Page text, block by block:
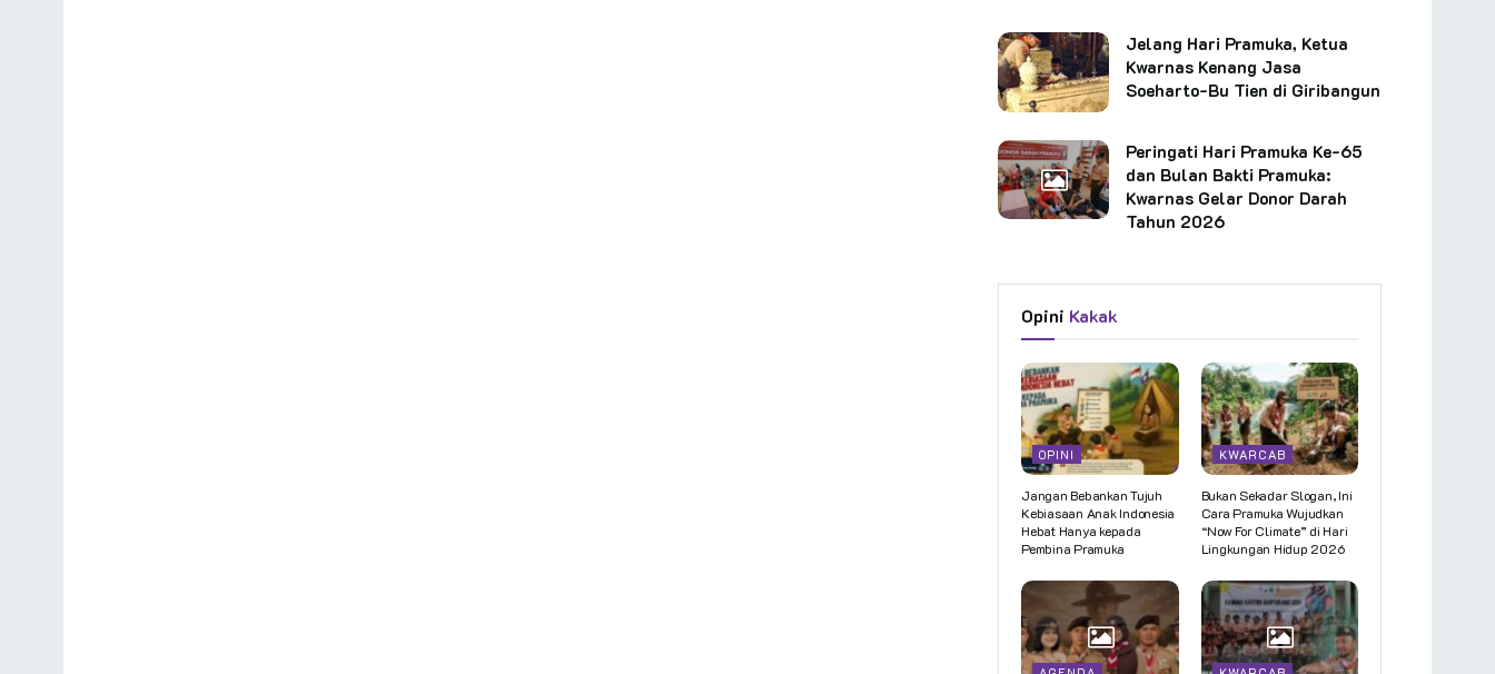
Jelang Hari Pramuka, Ketua
Kwarnas Kenang Jasa
Soeharto-Bu Tien di Giribangun
Peringati Hari Pramuka Ke-65
dan Bulan Bakti Pramuka:
Kwarnas Gelar Donor Darah
Tahun 2026
Opini Kakak
OPINI
Jangan Bebankan Tujuh
Kebiasaan Anak Indonesia
Hebat Hanya kepada
Pembina Pramuka
KWARCAB
Bukan Sekadar Slogan, Ini
Cara Pramuka Wujudkan
“Now For Climate” di Hari
Lingkungan Hidup 2026